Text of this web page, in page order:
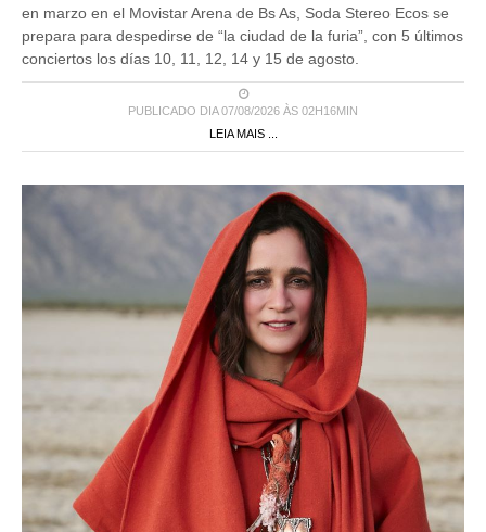
en marzo en el Movistar Arena de Bs As, Soda Stereo Ecos se
prepara para despedirse de “la ciudad de la furia”, con 5 últimos
conciertos los días 10, 11, 12, 14 y 15 de agosto.
PUBLICADO DIA 07/08/2026 ÀS 02H16MIN
LEIA MAIS ...